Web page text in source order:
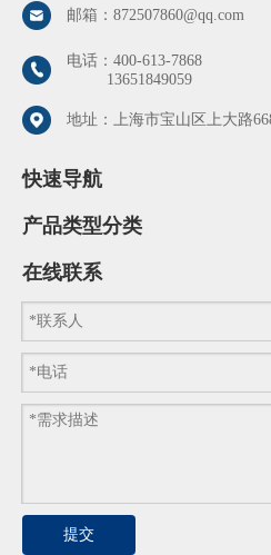
用，一般而言，化学
邮箱： 872507860@qq.com
电话： 400-613-7868
13651849059
地址：上海市宝山区上大路
快速导航
产品类型分类
在线联系
提交